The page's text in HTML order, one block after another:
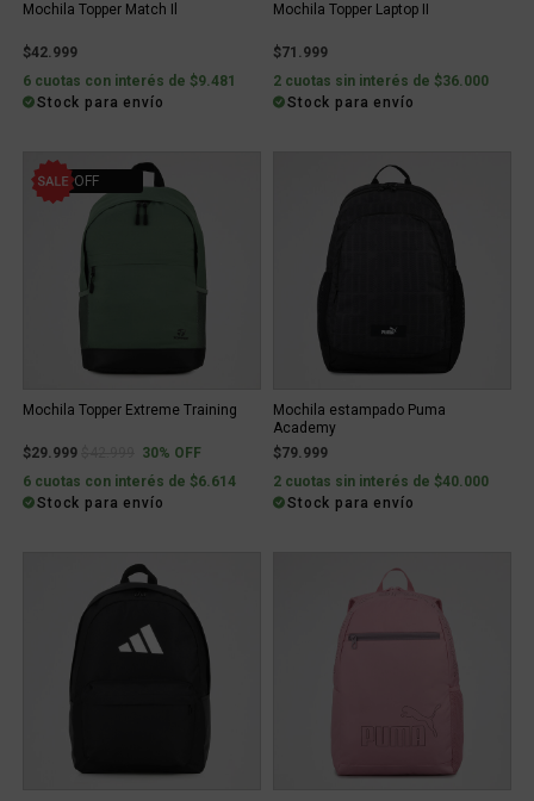
Mochila Topper Match Il
$42.999
6 cuotas con interés de $9.481
Stock para envío
Mochila Topper Laptop II
$71.999
2 cuotas sin interés de $36.000
Stock para envío
30% OFF
Mochila Topper Extreme Training
$29.999 Price reduced from
to30% OFF
6 cuotas con interés de $6.614
Stock para envío
Mochila estampado Puma
Academy
$79.999
2 cuotas sin interés de $40.000
Stock para envío